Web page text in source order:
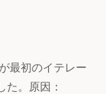
最初のイテレー
た。原因：